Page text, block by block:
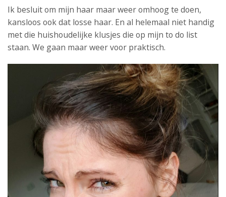
Ik besluit om mijn haar maar weer omhoog te doen,
kansloos ook dat losse haar. En al helemaal niet handig
met die huishoudelijke klusjes die op mijn to do list
staan. We gaan maar weer voor praktisch.